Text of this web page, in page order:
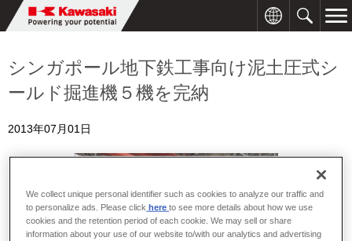
シンガポール地下鉄工事向け泥土圧式シ
ールド掘進機５機を完納
2013年07月01日
We collect unique personal identifier such as cookies to analyze our traffic and
to personalize ads. Please click hereto see more details about how we use
cookies and the retention period of each cookie. We may sell or share
information about your use of our website to/with our analytics and advertising